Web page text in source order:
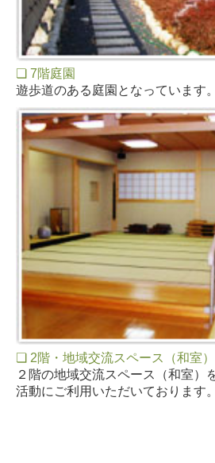
❏ 7階庭園
遊歩道のある庭園となっています。
❏ 2階・地域交流スペース（和室）
２階の地域交流スペース（和室）
活動にご利用いただいております。